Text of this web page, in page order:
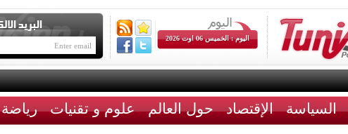
اليوم : الخميس 06 اوت 2026
السياسة الإقتصاد حول العالم علوم و تقنيات رياضة